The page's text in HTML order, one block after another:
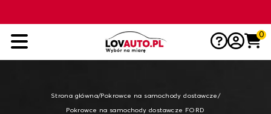
0
Strona główna/ Pokrowce na samochody dostawcze /
Pokrowce na samochody dostawcze FORD